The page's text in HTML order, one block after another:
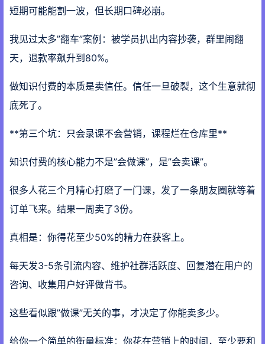
短期可能能割一波，但长期口碑必崩。
我见过太多”翻车”案例：被学员扒出内容抄袭，群里闹翻
天，退款率飙升到80%。
做知识付费的本质是卖信任。信任一旦破裂，这个生意就彻
底死了。
**第三个坑：只会录课不会营销，课程烂在仓库里**
知识付费的核心能力不是”会做课”，是”会卖课”。
很多人花三个月精心打磨了一门课，发了一条朋友圈就等着
订单飞来。结果一周卖了3份。
真相是：你得花至少50%的精力在获客上。
每天发3-5条引流内容、维护社群活跃度、回复潜在用户的
咨询、收集用户好评做背书。
这些看似跟”做课”无关的事，才决定了你能卖多少。
给你一个简单的衡量标准：你花在营销上的时间，至少要和